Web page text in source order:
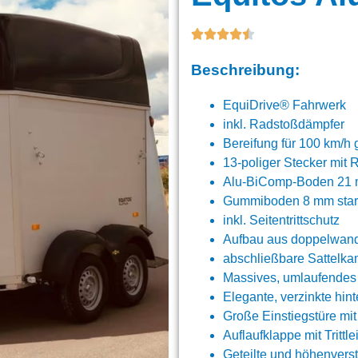
Beschreibung:
EquiDrive® Fahrwerk
inkl. Radstoßdämpfer
Bereifung für 100 km/h
13-poliger Stecker mit
Alu-BiComp-Boden 21
Gummiboden 8 mm
inkl. Seitentrittschutz
Aufbau aus
abschließbare
Massives,
Elegante, verzinkte
Große Einstiegstüre
Auflaufklappe mit
Geteilte und